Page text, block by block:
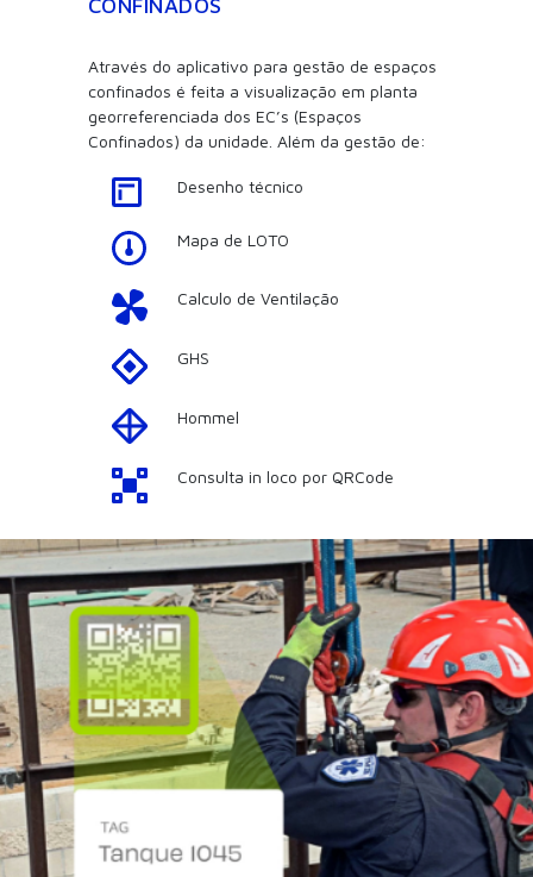
Através do aplicativo para gestão de espaços
confinados é feita a visualização em planta
georreferenciada dos EC’s (Espaços
Confinados) da unidade. Além da gestão de:
Desenho técnico
Mapa de LOTO
Calculo de Ventilação
GHS
Hommel
Consulta in loco por QRCode